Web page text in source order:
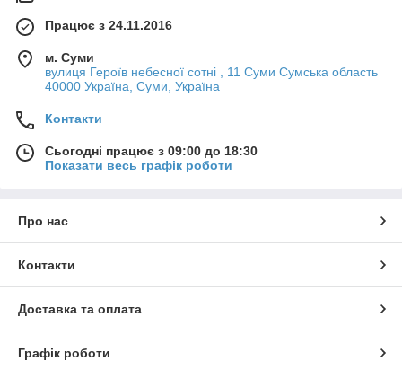
Працює з 24.11.2016
м. Суми
вулиця Героїв небесної сотні , 11 Суми Сумська область
40000 Україна, Суми, Україна
Контакти
Сьогодні працює з 09:00 до 18:30
Показати весь графік роботи
Про нас
Контакти
Доставка та оплата
Графік роботи